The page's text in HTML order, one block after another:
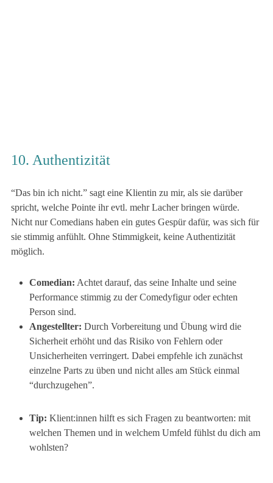
10. Authentizität
“Das bin ich nicht.” sagt eine Klientin zu mir, als sie darüber
spricht, welche Pointe ihr evtl. mehr Lacher bringen würde.
Nicht nur Comedians haben ein gutes Gespür dafür, was sich für
sie stimmig anfühlt. Ohne Stimmigkeit, keine Authentizität
möglich.
Comedian: Achtet darauf, das seine Inhalte und seine
Performance stimmig zu der Comedyfigur oder echten
Person sind.
Angestellter: Durch Vorbereitung und Übung wird die
Sicherheit erhöht und das Risiko von Fehlern oder
Unsicherheiten verringert. Dabei empfehle ich zunächst
einzelne Parts zu üben und nicht alles am Stück einmal
“durchzugehen”.
Tip: Klient:innen hilft es sich Fragen zu beantworten: mit
welchen Themen und in welchem Umfeld fühlst du dich am
wohlsten?